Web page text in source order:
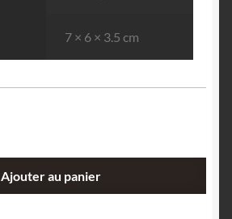
7 × 6 × 3.5 cm
Ajouter au panier